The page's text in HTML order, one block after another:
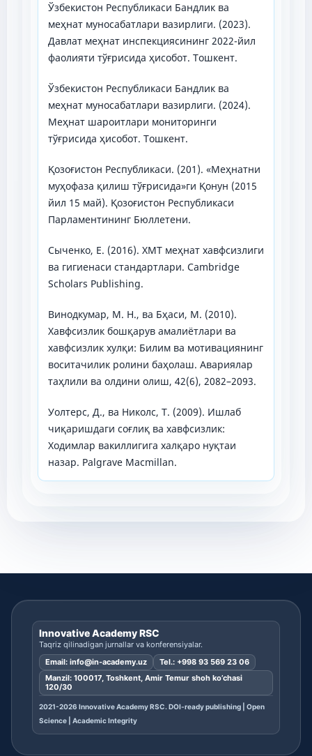
Ўзбекистон Республикаси Бандлик ва
меҳнат муносабатлари вазирлиги. (2023).
Давлат меҳнат инспекциясининг 2022-йил
фаолияти тўғрисида ҳисобот. Тошкент.
Ўзбекистон Республикаси Бандлик ва
меҳнат муносабатлари вазирлиги. (2024).
Меҳнат шароитлари мониторинги
тўғрисида ҳисобот. Тошкент.
Қозоғистон Республикаси. (201). «Меҳнатни
муҳофаза қилиш тўғрисида»ги Қонун (2015
йил 15 май). Қозоғистон Республикаси
Парламентининг Бюллетени.
Сыченко, Е. (2016). ХМТ меҳнат хавфсизлиги
ва гигиенаси стандартлари. Cambridge
Scholars Publishing.
Винодкумар, М. Н., ва Бҳаси, М. (2010).
Хавфсизлик бошқарув амалиётлари ва
хавфсизлик хулқи: Билим ва мотивациянинг
воситачилик ролини баҳолаш. Авариялар
таҳлили ва олдини олиш, 42(6), 2082–2093.
Уолтерс, Д., ва Николс, Т. (2009). Ишлаб
чиқаришдаги соғлиқ ва хавфсизлик:
Ходимлар вакиллигига халқаро нуқтаи
назар. Palgrave Macmillan.
Innovative Academy RSC
Taqriz qilinadigan jurnallar va konferensiyalar.
Email: info@in-academy.uz Tel.: +998 93 569 23 06
Manzil: 100017, Toshkent, Amir Temur shoh ko’chasi
120/30
2021-2026 Innovative Academy RSC. DOI-ready publishing | Open
Science | Academic Integrity